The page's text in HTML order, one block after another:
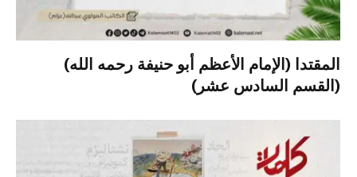
المقتدا (الإمام الأعظم أبو حنيفة رحمه الله)
(القسم السادس عشر)